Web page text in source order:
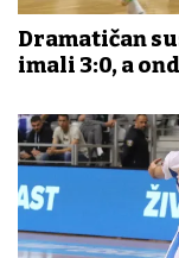
Dramatičan
imali 3:0, a